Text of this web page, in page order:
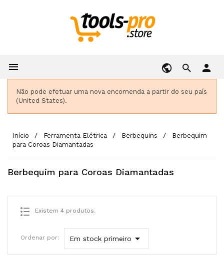
 person
Não pode efetuar uma nova encomenda a partir do seu país
(United States).
Início Ferramenta Elétrica Berbequins
Berbequim
para Coroas Diamantadas
Berbequim para Coroas Diamantadas
Existem 4 produtos.
Ordenar por: Em stock primeiro 